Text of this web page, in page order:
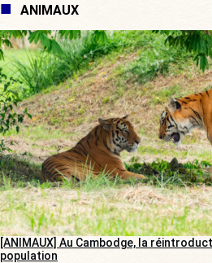
ANIMAUX
[ANIMAUX] Au Cambodge, la
population